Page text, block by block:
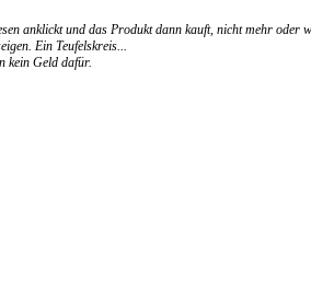
anklickt und das Produkt dann kauft, nicht mehr
Ein Teufelskreis...
kein Geld dafür.